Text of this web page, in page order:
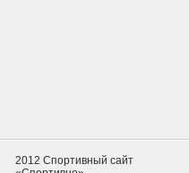
2012 Спортивный сайт